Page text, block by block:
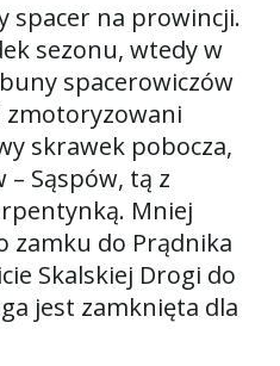
spacer na prowincji.
sezonu, wtedy w
spacerowiczów
zmotoryzowani
skrawek pobocza,
– Sąspów, tą z
Mniej
zamku do Prądnika
Skalskiej Drogi do
jest zamknięta dla